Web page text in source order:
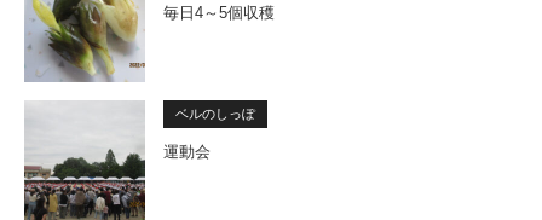
毎日4～5個収穫
ベルのしっぽ
運動会